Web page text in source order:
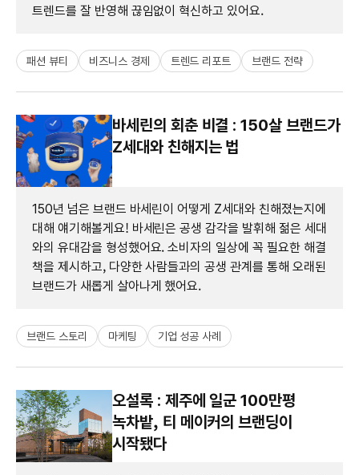
트렌드를 잘 반영해 끊임없이 혁신하고 있어요.
패션 뷰티 비즈니스 경제 트렌드 리포트 브랜드 전략
바세린의 회춘 비결 : 150살 브랜드가
Z세대와 친해지는 법
150년 넘은 브랜드 바세린이 어떻게 Z세대와 친해졌는지에
대해 얘기해볼게요! 바세린은 공생 감각을 발휘해 젊은 세대
와의 유대감을 형성했어요. 소비자의 일상에 꼭 필요한 해결
책을 제시하고, 다양한 사람들과의 공생 관계를 통해 오래된
브랜드가 새롭게 살아나게 했어요.
브랜드 스토리 마케팅 기업 성공 사례
오설록 : 제주에 일군 100만평
녹차밭, 티 메이커의 브랜딩이
시작됐다